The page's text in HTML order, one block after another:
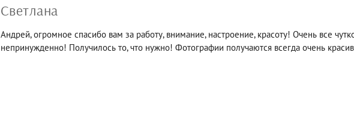
Светлана
Андрей, огромное спасибо вам за работу, внимание, настроение, красоту! Очень все
непринужденно! Получилось то, что нужно! Фотографии получаются всегда очень